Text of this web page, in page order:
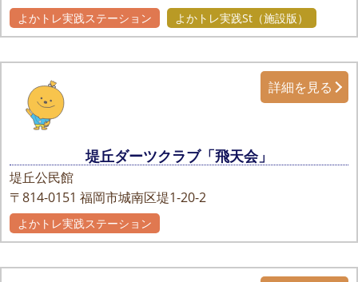
よかトレ実践ステーション よかトレ実践St（施設版）
堤丘ダーツクラブ「飛天会」
堤丘公民館
〒814-0151 福岡市城南区堤1-20-2
詳細を見る
よかトレ実践ステーション